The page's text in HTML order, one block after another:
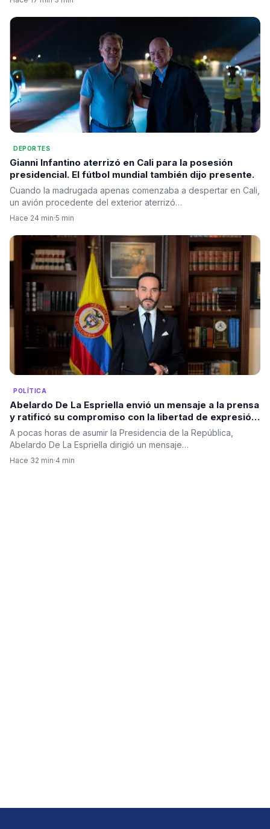
DEPORTES
Gianni Infantino aterrizó en Cali para la posesión
presidencial. El fútbol mundial también dijo presente.
Cuando la madrugada apenas comenzaba a despertar en Cali,
un avión procedente del exterior aterrizó…
Hace 24 min·5 min
POLÍTICA
Abelardo De La Espriella envió un mensaje a la prensa
y ratificó su compromiso con la libertad de expresión
antes de asumir la Presidencia
A pocas horas de asumir la Presidencia de la República,
Abelardo De La Espriella dirigió un mensaje…
Hace 32 min·4 min